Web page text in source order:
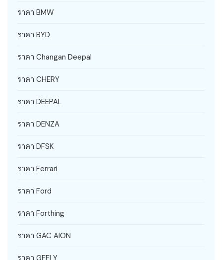
ราคา BMW
ราคา BYD
ราคา Changan Deepal
ราคา CHERY
ราคา DEEPAL
ราคา DENZA
ราคา DFSK
ราคา Ferrari
ราคา Ford
ราคา Forthing
ราคา GAC AION